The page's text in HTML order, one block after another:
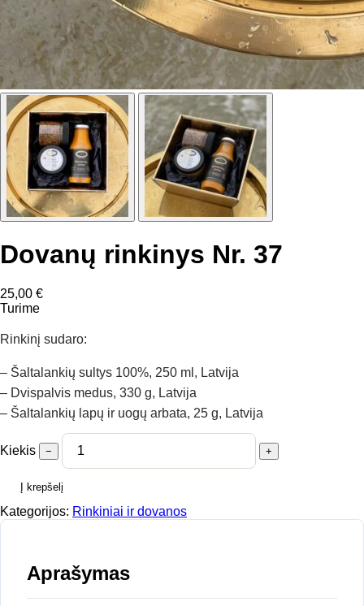
Dovanų rinkinys Nr. 37
25,00 €
Turime
Rinkinį sudaro:
– Šaltalankių sultys 100%, 250 ml, Latvija
– Dvispalvis medus, 330 g, Latvija
– Šaltalankių lapų ir uogų arbata, 25 g, Latvija
Kiekis − +
Į krepšelį
Kategorijos: Rinkiniai ir dovanos
Aprašymas